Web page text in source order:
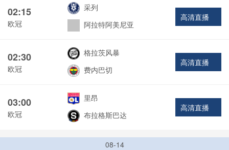
02:15
欧冠
采列
阿拉特阿美尼亚
高清直播
02:30
欧冠
格拉茨风暴
费内巴切
高清直播
03:00
欧冠
里昂
布拉格斯巴达
高清直播
08-14